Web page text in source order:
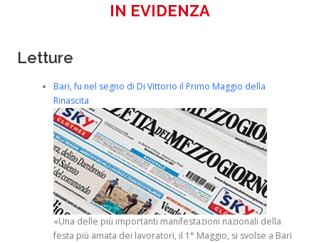
IN EVIDENZA
Letture
Bari, fu nel segno di Di Vittorio il Primo Maggio della
Rinascita
«Una delle più importanti manifestazioni nazionali della
festa più amata dei lavoratori, il 1° Maggio, si svolse a Bari